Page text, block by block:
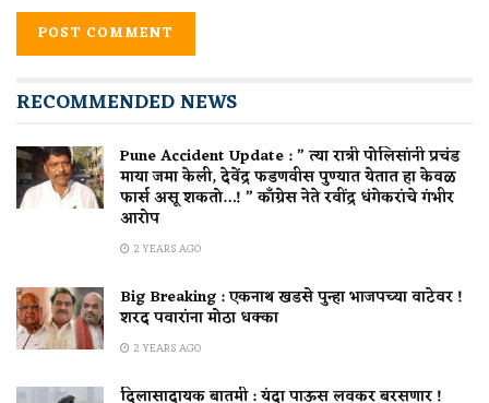
RECOMMENDED NEWS
Pune Accident Update : ” त्या रात्री पोलिसांनी प्रचंड
माया जमा केली, देवेंद्र फडणवीस पुण्यात येतात हा केवळ
फार्स असू शकतो…! ” काँग्रेस नेते रवींद्र धंगेकरांचे गंभीर
आरोप
2 YEARS AGO
Big Breaking : एकनाथ खडसे पुन्हा भाजपच्या वाटेवर !
शरद पवारांना मोठा धक्का
2 YEARS AGO
दिलासादायक बातमी : यंदा पाऊस लवकर बरसणार !